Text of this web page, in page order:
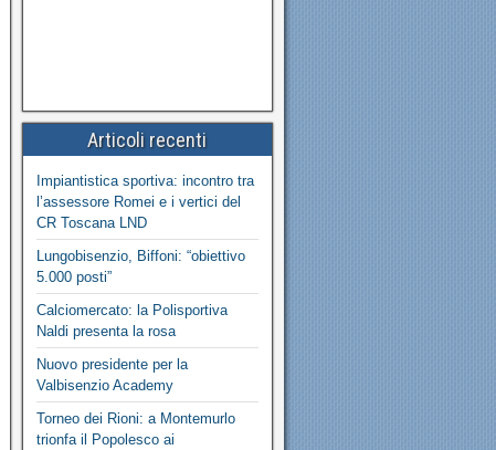
Articoli recenti
Impiantistica sportiva: incontro tra
l’assessore Romei e i vertici del
CR Toscana LND
Lungobisenzio, Biffoni: “obiettivo
5.000 posti”
Calciomercato: la Polisportiva
Naldi presenta la rosa
Nuovo presidente per la
Valbisenzio Academy
Torneo dei Rioni: a Montemurlo
trionfa il Popolesco ai